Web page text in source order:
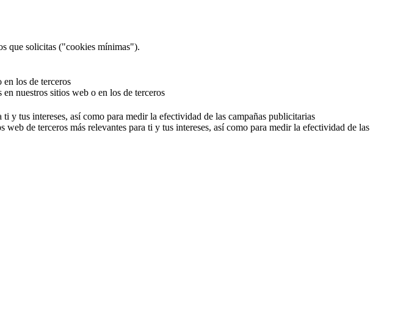
que solicitas ("cookies mínimas").
los de terceros
nuestros sitios web o en los de terceros
y tus intereses, así como para medir la efectividad de las campañas publicitarias
de terceros más relevantes para ti y tus intereses, así como para medir la efectividad de las